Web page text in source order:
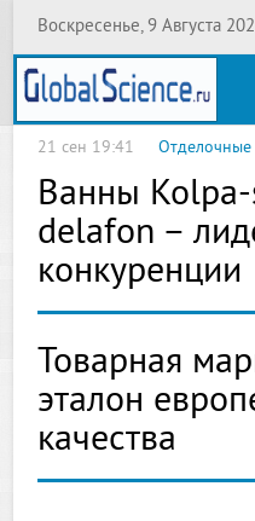
Воскресенье, 9 Августа
21 сен 19:41
Ванны Kolpa-
delafon –
конкуренции
Товарная
эталон
качества